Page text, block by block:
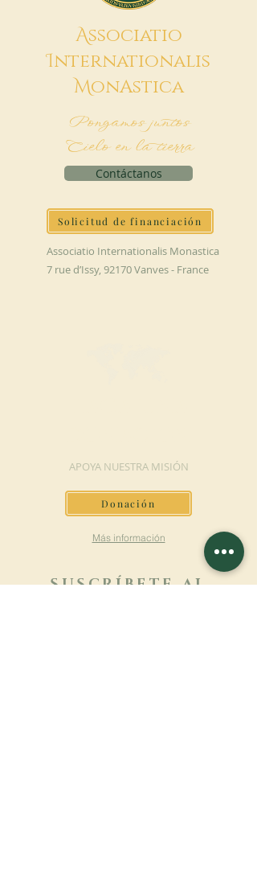
Associatio
Internationalis
MonAstica
Pongamos juntos
Cielo en la tierra
Contáctanos
Solicitud de financiación
Associatio Internationalis Monastica
7 rue d’Issy, 92170 Vanves - France
APOYA NUESTRA MISIÓN
Donación
Más información
SUSCRÍBETE AL